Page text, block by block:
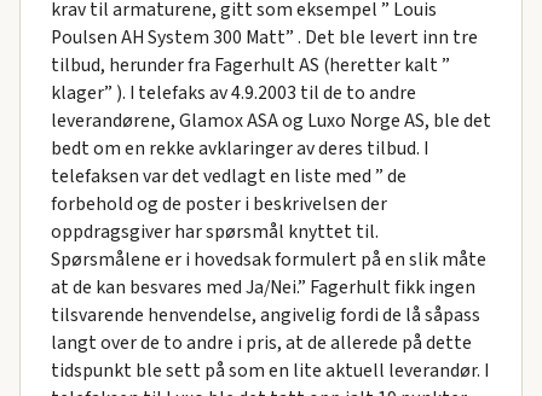
krav til armaturene, gitt som eksempel ” Louis
Poulsen AH System 300 Matt” . Det ble levert inn tre
tilbud, herunder fra Fagerhult AS (heretter kalt ”
klager” ). I telefaks av 4.9.2003 til de to andre
leverandørene, Glamox ASA og Luxo Norge AS, ble det
bedt om en rekke avklaringer av deres tilbud. I
telefaksen var det vedlagt en liste med ” de
forbehold og de poster i beskrivelsen der
oppdragsgiver har spørsmål knyttet til.
Spørsmålene er i hovedsak formulert på en slik måte
at de kan besvares med Ja/Nei.” Fagerhult fikk ingen
tilsvarende henvendelse, angivelig fordi de lå såpass
langt over de to andre i pris, at de allerede på dette
tidspunkt ble sett på som en lite aktuell leverandør. I